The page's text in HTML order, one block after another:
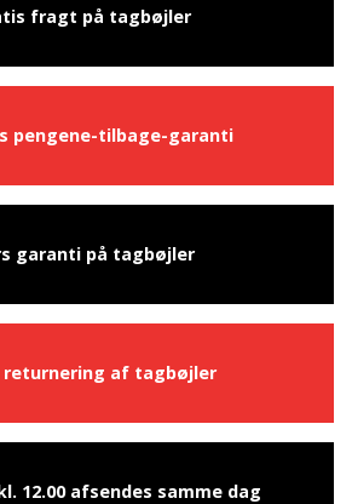
fragt på tagbøjler
pengene-tilbage-garanti
garanti på tagbøjler
returnering af tagbøjler
12.00 afsendes samme dag